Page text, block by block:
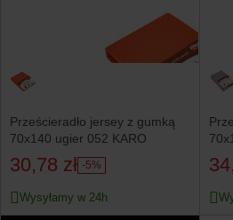
Prześcieradło jersey z gumką
70x140 ugier 052 KARO
30,78 zł -5%
Wysyłamy w 24h